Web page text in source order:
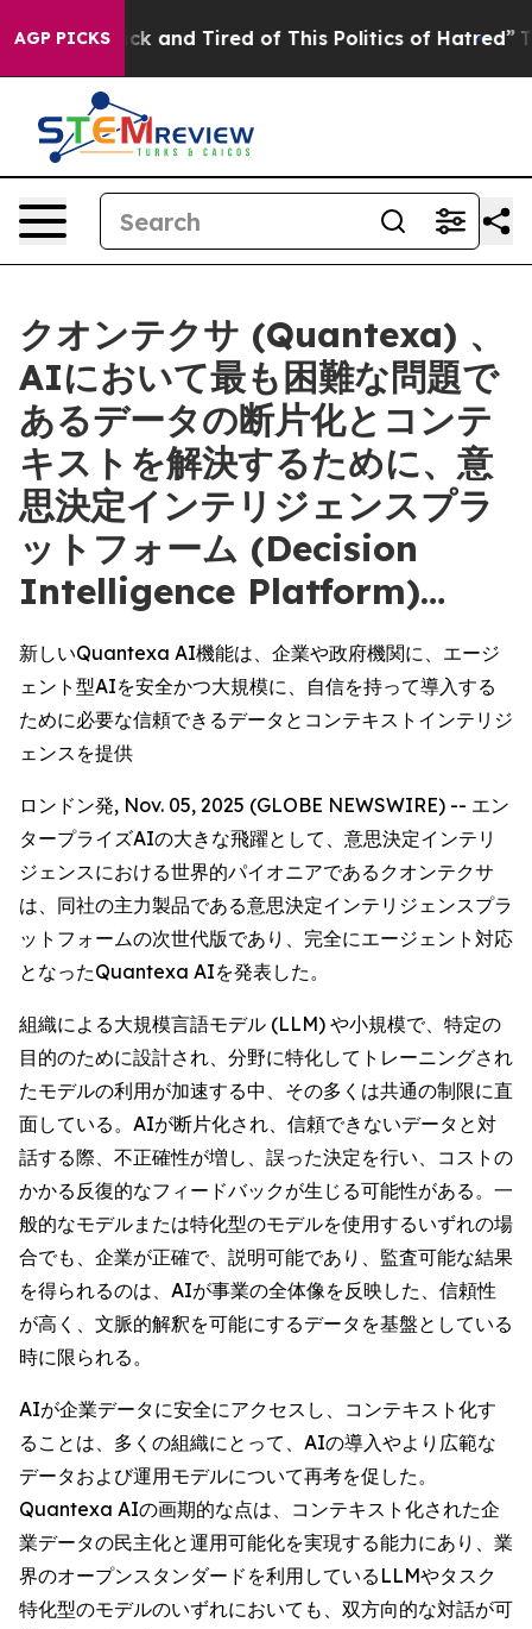
AGP PICKS
Sick and Tired of This Politics of Hatred” The
クオンテクサ (Quantexa) 、
AIにおいて最も困難な問題で
あるデータの断片化とコンテ
キストを解決するために、意
思決定インテリジェンスプラ
ットフォーム (Decision
Intelligence Platform)…
新しいQuantexa AI機能は、企業や政府機関に、エージ
ェント型AIを安全かつ大規模に、自信を持って導入する
ために必要な信頼できるデータとコンテキストインテリジ
ェンスを提供
ロンドン発, Nov. 05, 2025 (GLOBE NEWSWIRE) -- エン
タープライズAIの大きな飛躍として、意思決定インテリ
ジェンスにおける世界的パイオニアであるクオンテクサ
は、同社の主力製品である意思決定インテリジェンスプラ
ットフォームの次世代版であり、完全にエージェント対応
となったQuantexa AIを発表した。
組織による大規模言語モデル (LLM) や小規模で、特定の
目的のために設計され、分野に特化してトレーニングされ
たモデルの利用が加速する中、その多くは共通の制限に直
面している。AIが断片化され、信頼できないデータと対
話する際、不正確性が増し、誤った決定を行い、コストの
かかる反復的なフィードバックが生じる可能性がある。一
般的なモデルまたは特化型のモデルを使用するいずれの場
合でも、企業が正確で、説明可能であり、監査可能な結果
を得られるのは、AIが事業の全体像を反映した、信頼性
が高く、文脈的解釈を可能にするデータを基盤としている
時に限られる。
AIが企業データに安全にアクセスし、コンテキスト化す
ることは、多くの組織にとって、AIの導入やより広範な
データおよび運用モデルについて再考を促した。
Quantexa AIの画期的な点は、コンテキスト化された企
業データの民主化と運用可能化を実現する能力にあり、業
界のオープンスタンダードを利用しているLLMやタスク
特化型のモデルのいずれにおいても、双方向的な対話が可